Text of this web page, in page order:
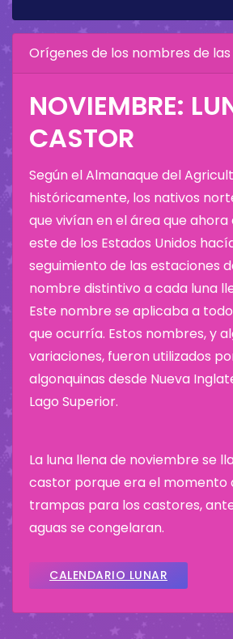
Orígenes de los nombres de
NOVIEMBRE:
CASTOR
Según el Almanaque del
históricamente, los nativos
que vivían en el área que
este de los Estados Unidos
seguimiento de las estaciones
nombre distintivo a cada luna
Este nombre se aplicaba a
que ocurría. Estos nombres, y
variaciones, fueron utilizados
algonquinas desde Nueva
Lago Superior.
La luna llena de noviembre se
castor porque era el momento
trampas para los castores,
aguas se congelaran.
CALENDARIO LUNAR